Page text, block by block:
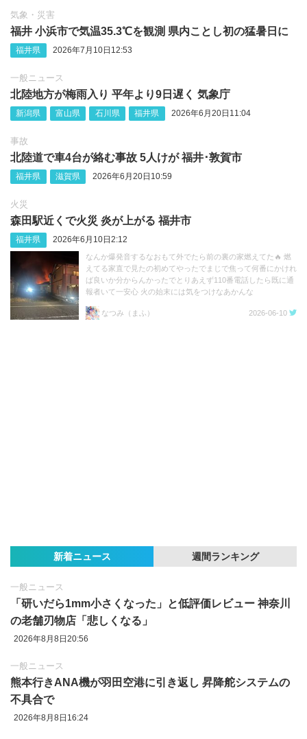
気象・災害
福井 小浜市で気温35.3℃を観測 県内ことし初の猛暑日に
福井県 2026年7月10日12:53
一般ニュース
北陸地方が梅雨入り 平年より9日遅く 気象庁
新潟県 富山県 石川県 福井県 2026年6月20日11:04
事故
北陸道で車4台が絡む事故 5人けが 福井･敦賀市
福井県 滋賀県 2026年6月20日10:59
火災
森田駅近くで火災 炎が上がる 福井市
福井県 2026年6月10日2:12
なんか爆発音するなおもて外でたら前の裏の家燃えてた🔥 燃
えてる家直で見たの初めてやったでまじで焦って何番にかけれ
ば良いか分からんかったでとりあえず110番電話したら既に通
報者いて一安心 火の始末には気をつけなあかんな
なつみ（まふ）
2026-06-10
新着ニュース 週間ランキング
一般ニュース
「研いだら1mm小さくなった」と低評価レビュー 神奈川
の老舗刃物店「悲しくなる」
2026年8月8日20:56
一般ニュース
熊本行きANA機が羽田空港に引き返し 昇降舵システムの
不具合で
2026年8月8日16:24